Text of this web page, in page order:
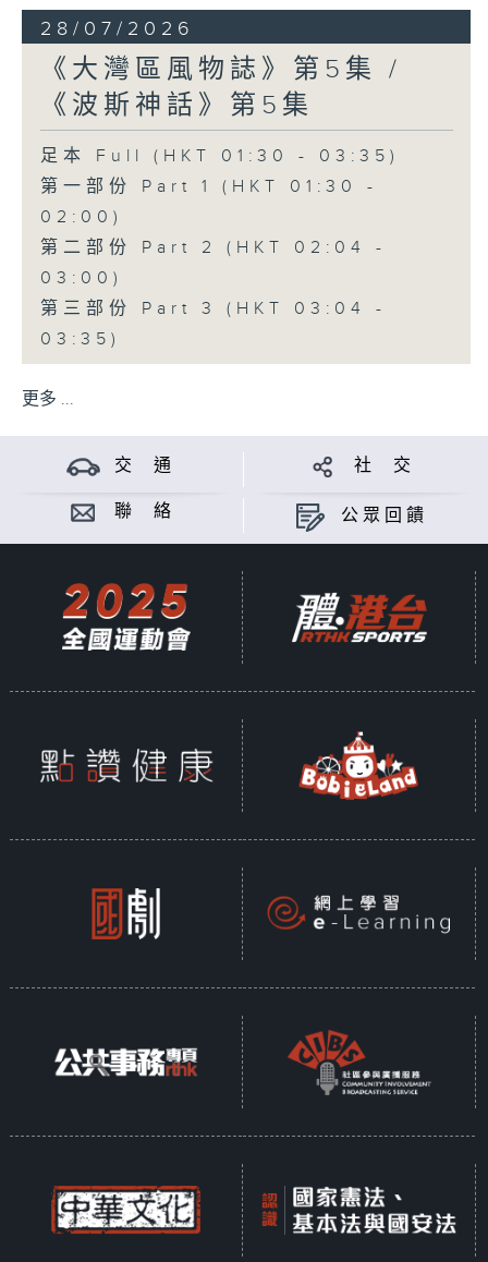
28/07/2026
《大灣區風物誌》第5集 /
《波斯神話》第5集
足本 Full (HKT 01:30 - 03:35)
第一部份 Part 1 (HKT 01:30 -
02:00)
第二部份 Part 2 (HKT 02:04 -
03:00)
第三部份 Part 3 (HKT 03:04 -
03:35)
更多 ...
交 通 社 交
聯 絡 公眾回饋